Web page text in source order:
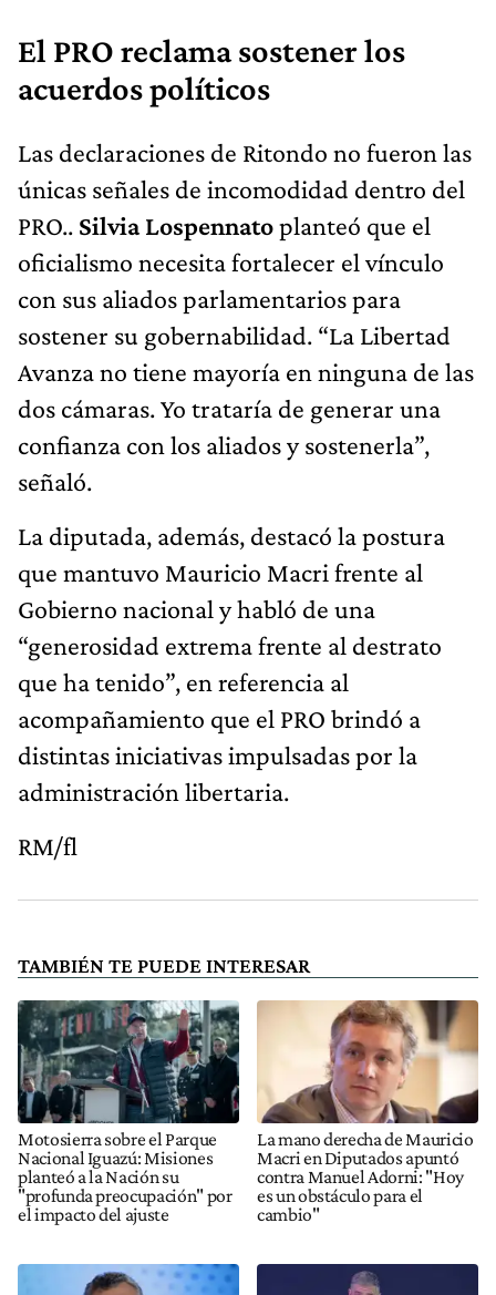
El PRO reclama sostener los
acuerdos políticos
Las declaraciones de Ritondo no fueron las
únicas señales de incomodidad dentro del
PRO.. Silvia Lospennatoplanteó que el
oficialismo necesita fortalecer el vínculo
con sus aliados parlamentarios para
sostener su gobernabilidad. “La Libertad
Avanza no tiene mayoría en ninguna de las
dos cámaras. Yo trataría de generar una
confianza con los aliados y sostenerla”,
señaló.
La diputada, además, destacó la postura
que mantuvo Mauricio Macri frente al
Gobierno nacional y habló de una
“generosidad extrema frente al destrato
que ha tenido”, en referencia al
acompañamiento que el PRO brindó a
distintas iniciativas impulsadas por la
administración libertaria.
RM/fl
TAMBIÉN TE PUEDE INTERESAR
Motosierra sobre el Parque
Nacional Iguazú: Misiones
planteó a la Nación su
"profunda preocupación" por
el impacto del ajuste
La mano derecha de Mauricio
Macri en Diputados apuntó
contra Manuel Adorni: "Hoy
es un obstáculo para el
cambio"